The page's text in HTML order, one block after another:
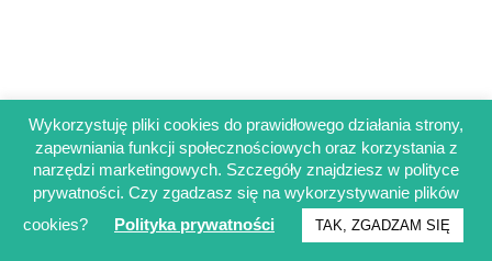
Regulamin sklepu
Polityka prywatności
Obowiązek informacyjny RODO
© Francuskinotesik.pl 2025
Wykorzystuję pliki cookies do prawidłowego działania strony,
zapewniania funkcji społecznościowych oraz korzystania z
narzędzi marketingowych. Szczegóły znajdziesz w polityce
prywatności. Czy zgadzasz się na wykorzystywanie plików
cookies?
Polityka prywatności TAK, ZGADZAM SIĘ